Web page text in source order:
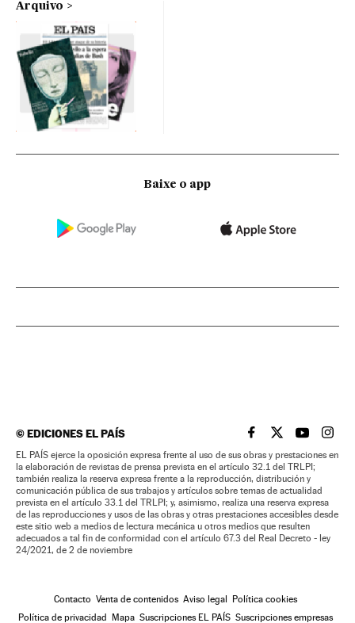
Arquivo
Baixe o app
©EDICIONES EL PAÍS EL PAÍS BRASIL EN
EL PAÍSEL PAÍS
EL
EL PAÍS ejerce la oposición expresa frente al uso de sus obras y prestaciones en
la elaboración de revistas de prensa prevista en el artículo 32.1 del TRLPI;
también realiza la reserva expresa frente a la reproducción, distribución y
comunicación pública de sus trabajos y artículos sobre temas de actualidad
prevista en el artículo 33.1 del TRLPI; y, asimismo, realiza una reserva expresa
de las reproducciones y usos de las obras y otras prestaciones accesibles desde
este sitio web a medios de lectura mecánica u otros medios que resulten
adecuados a tal fin de conformidad con el artículo 67.3 del Real Decreto - ley
24/2021, de 2 de noviembre
Contacto Venta de contenidos Aviso legal Política cookies
Política de privacidad Mapa Suscripciones EL PAÍS Suscripciones empresas